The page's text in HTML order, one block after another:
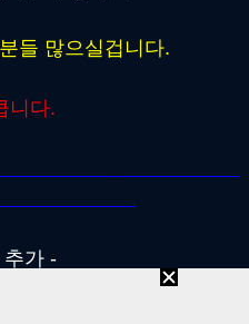
들 많으실겁니다.
니다.
가 -